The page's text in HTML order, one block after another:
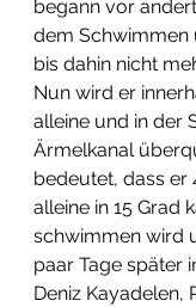
begann vor
dem Schwimmen
bis dahin nicht
Nun wird er
alleine und in der
Ärmelkanal
bedeutet, dass er
alleine in 15 Grad
schwimmen wird
paar Tage später
Deniz Kayadelen,